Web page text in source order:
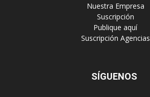
‎ Nuestra Empresa
‎ Suscripción
‎ Publique aquí
‎ Suscripción Agencias
SÍGUENOS